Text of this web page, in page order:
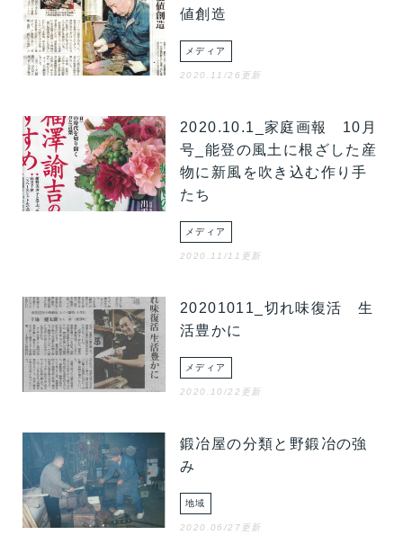
値創造
メディア
2020.11/26更新
2020.10.1_家庭画報 10月
号_能登の風土に根ざした産
物に新風を吹き込む作り手
たち
メディア
2020.11/11更新
20201011_切れ味復活 生
活豊かに
メディア
2020.10/22更新
鍛冶屋の分類と野鍛冶の強
み
地域
2020.06/27更新